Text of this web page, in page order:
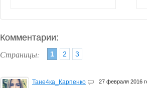
Комментарии:
Страницы: 1 2 3
Тане4ка_Карпенко 27 февраля 2016